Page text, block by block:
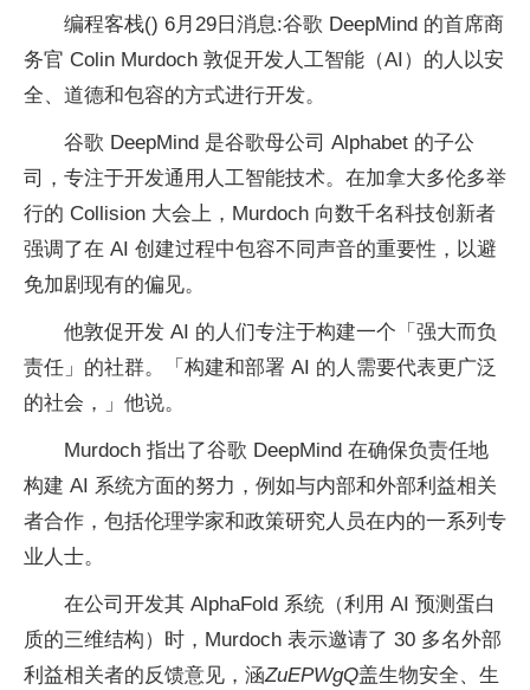
编程客栈() 6月29日消息:谷歌 DeepMind 的首席商
务官 Colin Murdoch 敦促开发人工智能（AI）的人以安
全、道德和包容的方式进行开发。
谷歌 DeepMind 是谷歌母公司 Alphabet 的子公
司，专注于开发通用人工智能技术。在加拿大多伦多举
行的 Collision 大会上，Murdoch 向数千名科技创新者
强调了在 AI 创建过程中包容不同声音的重要性，以避
免加剧现有的偏见。
他敦促开发 AI 的人们专注于构建一个「强大而负
责任」的社群。「构建和部署 AI 的人需要代表更广泛
的社会，」他说。
Murdoch 指出了谷歌 DeepMind 在确保负责任地
构建 AI 系统方面的努力，例如与内部和外部利益相关
者合作，包括伦理学家和政策研究人员在内的一系列专
业人士。
在公司开发其 AlphaFold 系统（利用 AI 预测蛋白
质的三维结构）时，Murdoch 表示邀请了 30 多名外部
利益相关者的反馈意见，涵ZuEPWgQ盖生物安全、生